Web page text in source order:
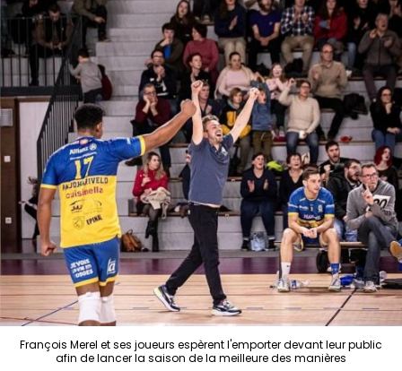
François Merel et ses joueurs espèrent l'emporter devant leur public
afin de lancer la saison de la meilleure des manières